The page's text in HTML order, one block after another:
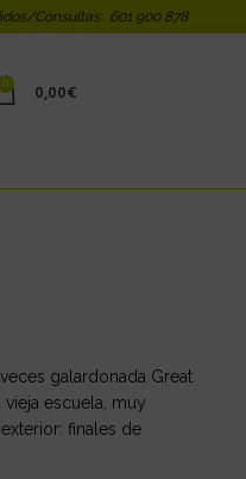
Consultas: 601 900 878
0 0,00€
galardonada Great
escuela, muy
finales de